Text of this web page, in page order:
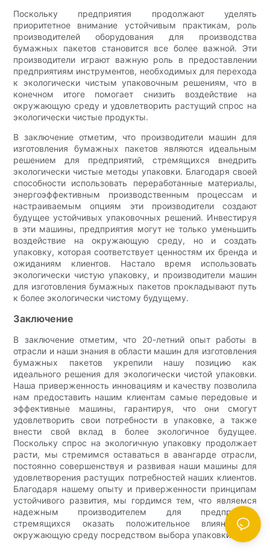
Поскольку предприятия продолжают уделять
приоритетное внимание устойчивым практикам, роль
производителей оборудования для производства
бумажных пакетов становится все более важной. Эти
производители играют важную роль в предоставлении
предприятиям инструментов, необходимых для перехода
к экологически чистым упаковочным решениям, что в
конечном итоге помогает снизить воздействие на
окружающую среду и удовлетворить растущий спрос на
экологически чистые продукты.
В заключение отметим, что производители машин для
изготовления бумажных пакетов являются идеальным
решением для предприятий, стремящихся внедрить
экологически чистые методы упаковки. Благодаря своей
способности использовать переработанные материалы,
энергоэффективным производственным процессам и
настраиваемым опциям эти производители создают
будущее устойчивых упаковочных решений. Инвестируя
в эти машины, предприятия могут не только уменьшить
воздействие на окружающую среду, но и создать
упаковку, которая соответствует ценностям их бренда и
ожиданиям клиентов. Настало время использовать
экологически чистую упаковку, и производители машин
для изготовления бумажных пакетов прокладывают путь
к более экологически чистому будущему.
Заключение
В заключение отметим, что 20-летний опыт работы в
отрасли и наши знания в области машин для изготовления
бумажных пакетов укрепили нашу позицию как
идеального решения для экологически чистой упаковки.
Наша приверженность инновациям и качеству позволила
нам предоставить нашим клиентам самые передовые и
эффективные машины, гарантируя, что они смогут
удовлетворить свои потребности в упаковке, а также
внести свой вклад в более экологичное будущее.
Поскольку спрос на экологичную упаковку продолжает
расти, мы стремимся оставаться в авангарде отрасли,
постоянно совершенствуя и развивая наши машины для
удовлетворения растущих потребностей наших клиентов.
Благодаря нашему опыту и приверженности принципам
устойчивого развития, мы гордимся тем, что являемся
надежным производителем для предприятий,
стремящихся оказать положительное влияние на
окружающую среду посредством выбора упаковки.